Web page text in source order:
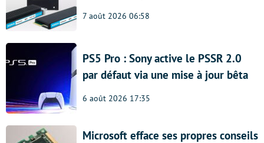
7 août 2026 06:58
PS5 Pro : Sony active le PSSR 2.0
par défaut via une mise à jour bêta
6 août 2026 17:35
Microsoft efface ses propres conseils